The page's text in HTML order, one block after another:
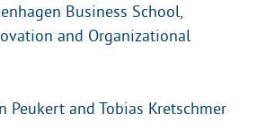
Business School,
and Organizational
Peukert and Tobias Kretschmer